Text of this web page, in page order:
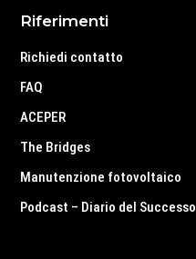
Riferimenti
Richiedi contatto
FAQ
ACEPER
The Bridges
Manutenzione fotovoltaico
Podcast – Diario del Successo